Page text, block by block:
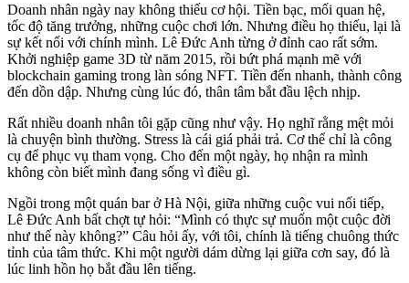
Doanh nhân ngày nay không thiếu cơ hội. Tiền bạc, mối quan hệ,
tốc độ tăng trưởng, những cuộc chơi lớn. Nhưng điều họ thiếu, lại là
sự kết nối với chính mình. Lê Đức Anh từng ở đỉnh cao rất sớm.
Khởi nghiệp game 3D từ năm 2015, rồi bứt phá mạnh mẽ với
blockchain gaming trong làn sóng NFT. Tiền đến nhanh, thành công
đến dồn dập. Nhưng cùng lúc đó, thân tâm bắt đầu lệch nhịp.
Rất nhiều doanh nhân tôi gặp cũng như vậy. Họ nghĩ rằng mệt mỏi
là chuyện bình thường. Stress là cái giá phải trả. Cơ thể chỉ là công
cụ để phục vụ tham vọng. Cho đến một ngày, họ nhận ra mình
không còn biết mình đang sống vì điều gì.
Ngồi trong một quán bar ở Hà Nội, giữa những cuộc vui nối tiếp,
Lê Đức Anh bất chợt tự hỏi: “Mình có thực sự muốn một cuộc đời
như thế này không?” Câu hỏi ấy, với tôi, chính là tiếng chuông thức
tỉnh của tâm thức. Khi một người dám dừng lại giữa cơn say, đó là
lúc linh hồn họ bắt đầu lên tiếng.